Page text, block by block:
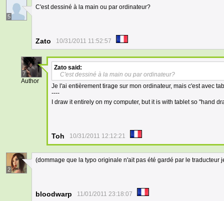
5
C'est dessiné à la main ou par ordinateur?
Zato 10/31/2011 11:52:57
7
Author
Zato said:
C'est dessiné à la main ou par ordinateur?
Je l'ai entièrement tirage sur mon ordinateur, mais c'est avec
----
I draw it entirely on my computer, but it is with tablet so "hand
Toh 10/31/2011 12:12:21
2
(dommage que la typo originale n'ait pas été gardé par le traducteur
bloodwarp 11/01/2011 23:18:07